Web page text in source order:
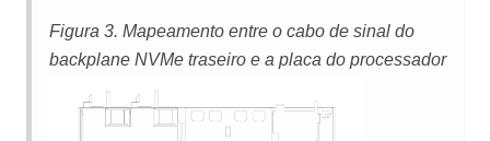
Figura 3. Mapeamento entre o cabo de sinal do
backplane NVMe traseiro e a placa do processador